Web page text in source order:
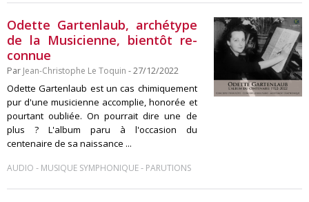
Odette Gartenlaub, archétype
de la Musicienne, bientôt re-
connue
Par Jean-Christophe Le Toquin - 27/12/2022
Odette Gartenlaub est un cas chimiquement
pur d'une musicienne accomplie, honorée et
pourtant oubliée. On pourrait dire une de
plus ? L'album paru à l'occasion du
centenaire de sa naissance ...
AUDIO - MUSIQUE SYMPHONIQUE- PARUTIONS